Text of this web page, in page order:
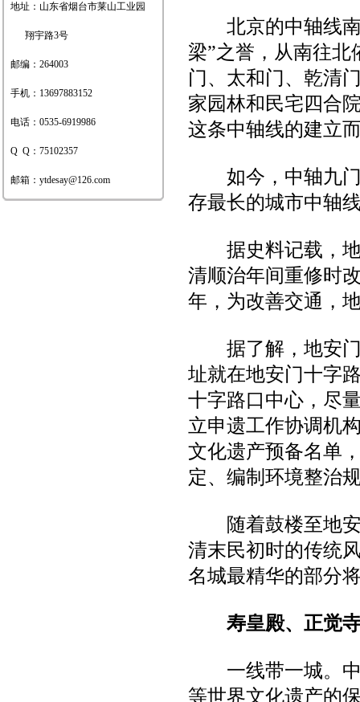
烟台德赛参加第四届中国地暖产
热烈祝贺德赛产品成功出口蒙古
地址：山东省烟台市莱山工业园
翔宇路3号
邮编：264003
手机：13697883152
电话：0535-6919986
Q Q：75102357
邮箱： ytdesay@126.com
北京的中轴线南
梁”之誉，从南往
门、太和门、乾清
家园林和民宅四合
这条中轴线的建立
如今，中轴九门
存最长的城市中轴
据史料记载，地
清顺治年间重修时
年，为改善交通，
据了解，地安门“
址就在地安门十字
十字路口中心，尽
立申遗工作协调机
文化遗产预备名单
定、编制环境整治
随着鼓楼至地安
清末民初时的传统
名城最精华的部分
寿皇殿、正觉寺
一线带一城。中
等世界文化遗产的